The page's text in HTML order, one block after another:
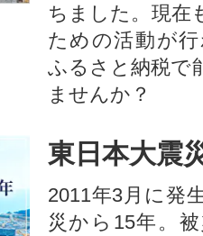
ちました。現在
ための活動が
ふるさと納税で
ませんか？
東日本大震
2011年3月に発
災から15年。